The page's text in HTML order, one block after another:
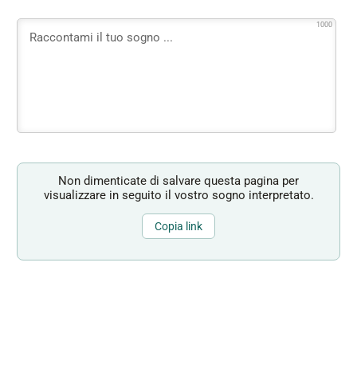
1000
Non dimenticate di salvare questa pagina per
visualizzare in seguito il vostro sogno interpretato.
Copia link